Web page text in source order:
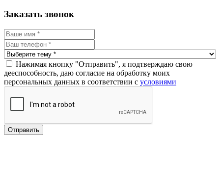
Заказать звонок
Нажимая кнопку "Отправить", я подтверждаю свою
дееспособность, даю согласие на обработку моих
персональных данных в соответствии с условиями